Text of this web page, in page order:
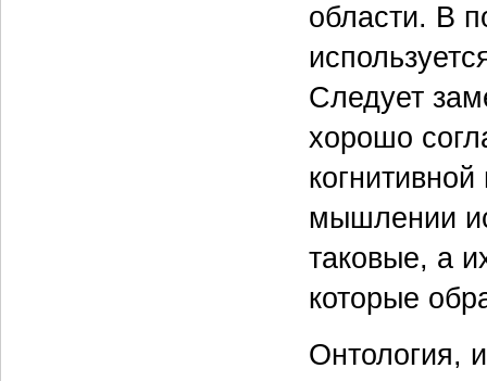
области. В
Следует
хорошо
мышлении
таковые, а
которые
Онтология,